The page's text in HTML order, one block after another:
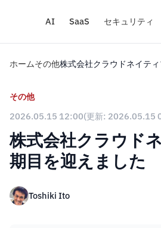
AI SaaS セキュリティ
ホームその他株式会社クラウドネイテ
その他
2026.05.15 12:00(更新: 2026.05.15
株式会社クラウド
期目を迎えました
Toshiki Ito